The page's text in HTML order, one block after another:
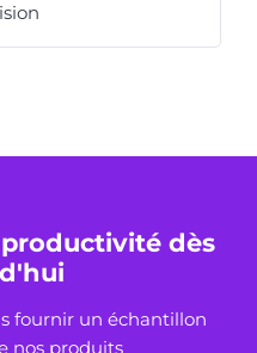
dès
fournir un échantillon
nos produits